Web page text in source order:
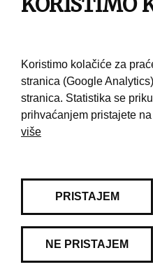
Koristimo kolačiće za
stranica (Google
stranica. Statistika se
prihvaćanjem pristajete
više
PRISTAJEM
NE PRISTAJEM